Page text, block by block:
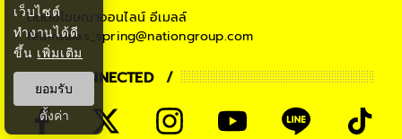
ติดต่อโฆษณาออนไลน์ อีเมลล์
teamsales_spring@nationgroup.com
STAY CONNECTED
เว็บไซต์
ทำงานได้ดี
ขึ้น เพิ่มเติม
ยอมรับ
ตั้งค่า